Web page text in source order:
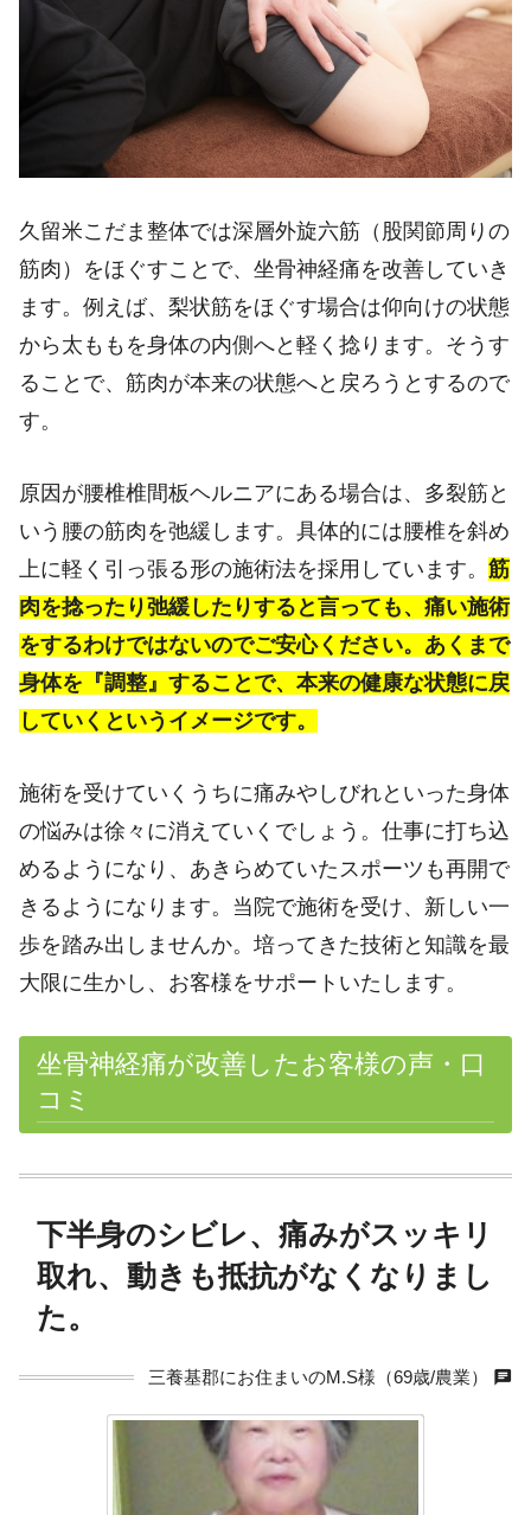
久留米こだま整体では深層外旋六筋（股関節周りの
筋肉）をほぐすことで、坐骨神経痛を改善していき
ます。例えば、梨状筋をほぐす場合は仰向けの状態
から太ももを身体の内側へと軽く捻ります。そうす
ることで、筋肉が本来の状態へと戻ろうとするので
す。
原因が腰椎椎間板ヘルニアにある場合は、多裂筋と
いう腰の筋肉を弛緩します。具体的には腰椎を斜め
上に軽く引っ張る形の施術法を採用しています。 筋
肉を捻ったり弛緩したりすると言っても、痛い施術
をするわけではないのでご安心ください。あくまで
身体を『調整』することで、本来の健康な状態に戻
していくというイメージです。
施術を受けていくうちに痛みやしびれといった身体
の悩みは徐々に消えていくでしょう。仕事に打ち込
めるようになり、あきらめていたスポーツも再開で
きるようになります。当院で施術を受け、新しい一
歩を踏み出しませんか。培ってきた技術と知識を最
大限に生かし、お客様をサポートいたします。
坐骨神経痛が改善したお客様の声・口
コミ
下半身のシビレ、痛みがスッキリ
取れ、動きも抵抗がなくなりまし
た。
三養基郡にお住まいのM.S様（69歳/農業） chat